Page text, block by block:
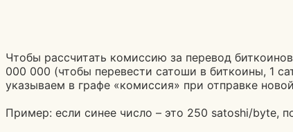
Чтобы рассчитать комиссию за перевод
000 000 (чтобы перевести сатоши в биткоины, 1
указываем в графе «комиссия» при отправке
Пример: если синее число – это 250 satoshi/byte,